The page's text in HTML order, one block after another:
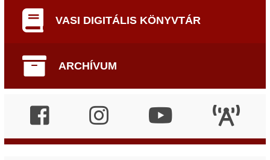
VASI DIGITÁLIS KÖNYVTÁR
ARCHÍVUM